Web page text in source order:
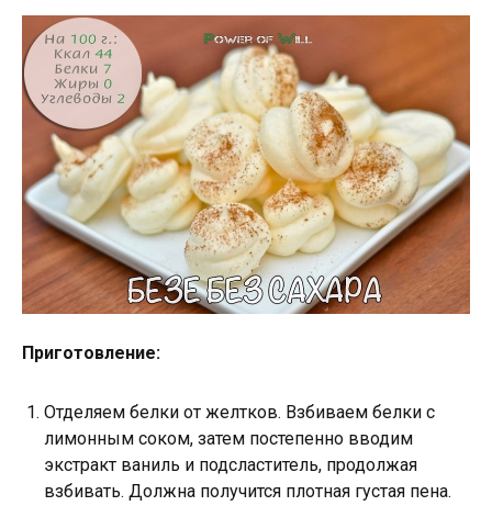
Приготовление:
Отделяем белки от желтков. Взбиваем белки с
лимонным соком, затем постепенно вводим
экстракт ваниль и подсластитель, продолжая
взбивать. Должна получится плотная густая пена.